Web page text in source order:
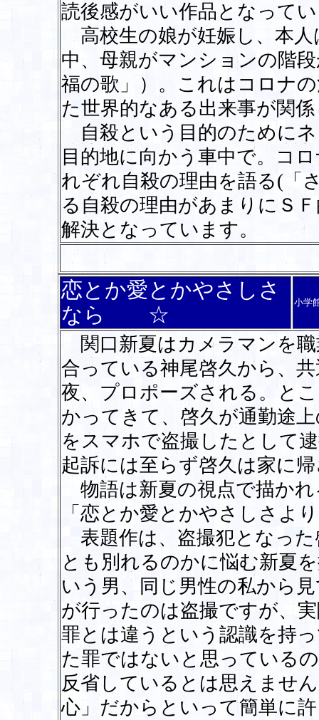
読後感がいい作品となって
高校生の娘が妊娠し、本人
中、母親がマンションの階
福の歌」）。これはコロナ
た世界的なある出来事が関
自殺という目的のために
目的地に向かう車中で。コ
れぞれ自殺の理由を語る(「
る自殺の理由があまりにＳ
解決となっています。
恋とか愛とかやさしさ
なら ☆
小学
関口新夏はカメラマンを
合っている神尾啓久から、
夜、プロポーズされる。と
かってきて、啓久が通勤途
をスマホで盗撮したとして
起訴には至らず啓久は家に
物語は新夏の視点で描か
「恋とか愛とかやさしさよ
表題作は、盗撮犯となっ
とも別れるのかに悩む新夏
いう男、同じ男性の私から
が行ったのは盗撮ですが、
罪とは違うという認識を持
た罪ではないと思っている
反省しているとは思えませ
心」だからといって簡単に